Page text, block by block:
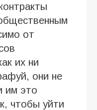
от
их ни
они не
им это
чтобы уйти